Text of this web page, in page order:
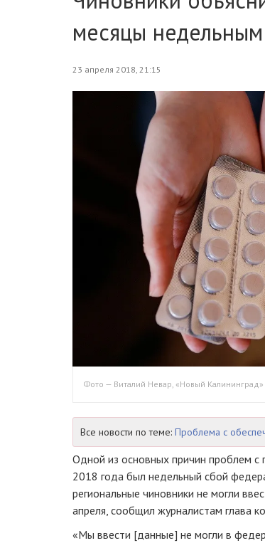
месяцы
23 апреля 2018, 21:15
Фото — Виталий Невар, «Новый Калининград»
Все новости по теме: Проблема с
Одной из основных причин проблем с
2018 года был недельный сбой
региональные чиновники не могли
апреля, сообщил журналистам глава
«Мы ввести [данные] не могли в